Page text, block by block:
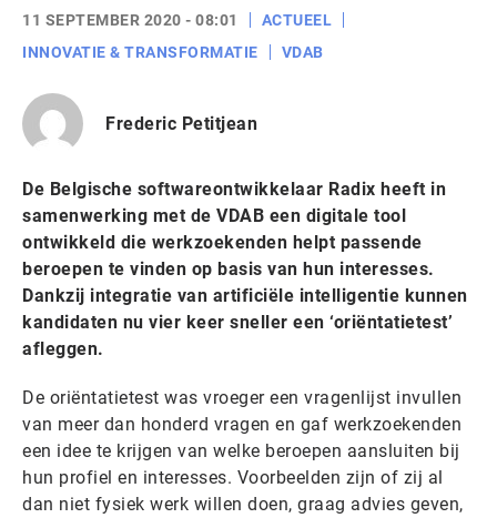
11 SEPTEMBER 2020 - 08:01
ACTUEEL
INNOVATIE & TRANSFORMATIE
VDAB
Frederic Petitjean
De Belgische softwareontwikkelaar Radix heeft in
samenwerking met de VDAB een digitale tool
ontwikkeld die werkzoekenden helpt passende
beroepen te vinden op basis van hun interesses.
Dankzij integratie van artificiële intelligentie kunnen
kandidaten nu vier keer sneller een ‘oriëntatietest’
afleggen.
De oriëntatietest was vroeger een vragenlijst invullen
van meer dan honderd vragen en gaf werkzoekenden
een idee te krijgen van welke beroepen aansluiten bij
hun profiel en interesses. Voorbeelden zijn of zij al
dan niet fysiek werk willen doen, graag advies geven,